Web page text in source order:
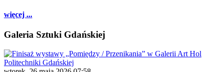
więcej ...
Galeria Sztuki Gdańskiej